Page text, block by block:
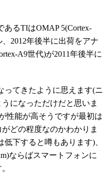
るTIはOMAP 5(Cortex-
2012年後半に出荷をアナ
A9世代)が2011年後半に
ってきたように思えます(ニ
になっただけだと思いま
性能が高そうですが最初は
どの程度なのかわかりま
下すると噂もあります)、
ならばスマートフォンに